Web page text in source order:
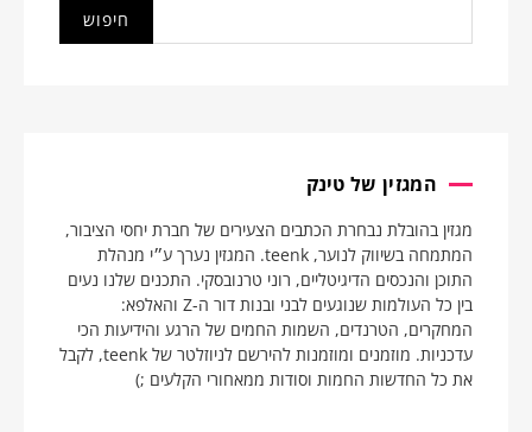
המגזין של טינק
מגזין בהובלת נבחרת הכתבים הצעירים של חברת יחסי הציבור,
המתמחה בשיווק לנוער, teenk. המגזין נערך ע״י מנהלת
התוכן והנכסים הדיגיטליים, רוני טרנובסקי. התכנים שלנו נעים
בין כל העולמות שנוגעים לבני ובנות דור ה-Z והאלפא:
המחקרים, הטרנדים, השמות החמים של הרגע והידיעות הכי
עדכניות. מוזמנים ומוזמנות להירשם לניוזלטר של teenk, לקבל
את כל החדשות החמות וסודות ממאחורי הקלעים ;)